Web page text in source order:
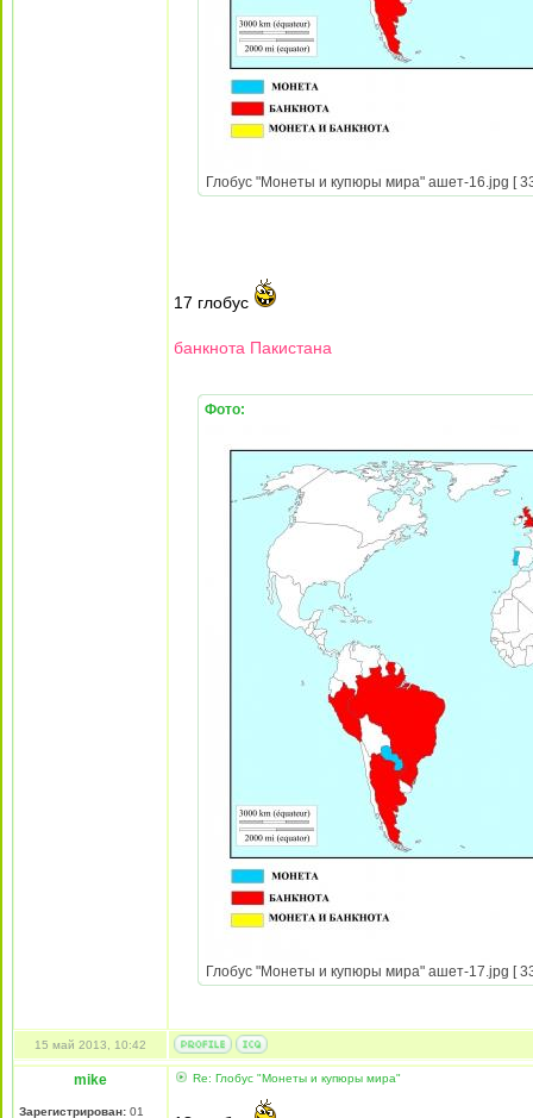
Глобус "Монеты и купюры мира" ашет-16.jpg [
17 глобус
банкнота Пакистана
Фото:
Глобус "Монеты и купюры мира" ашет-17.jpg [
15 май 2013, 10:42
mike
Зарегистрирован: 01
Re: Глобус "Монеты и купюры мира"